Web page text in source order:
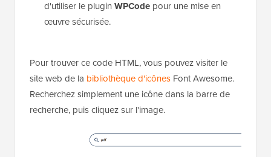
d'utiliser le plugin WPCode pour une mise en
œuvre sécurisée.
Pour trouver ce code HTML, vous pouvez visiter le
site web de la bibliothèque d'icônes Font Awesome.
Recherchez simplement une icône dans la barre de
recherche, puis cliquez sur l'image.